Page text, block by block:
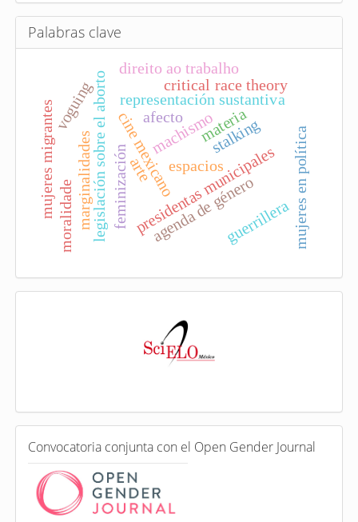
c
l
Palabras clave
stalking
presidentas municipales
cine mexicano mujeres en política
legislación sobre el aborto machismo
agenda de género
feminización
representación sustantiva
voguing
critical race theory
afecto
materia
marginalidades
mujeres migrantes espacios
direito ao trabalho
arte
moralidade guerrillera
a
e
n
C
o
o
Convocatoria conjunta con el Open Gender Journal